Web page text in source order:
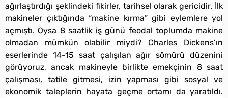
ağırlaştırdığı şeklindeki fikirler, tarihsel olarak gericidir. İlk
makineler çıktığında “makine kırma” gibi eylemlere yol
açmıştı. Oysa 8 saatlik iş günü feodal toplumda makine
olmadan mümkün olabilir miydi? Charles Dickens’ın
eserlerinde 14-15 saat çalışılan ağır sömürü düzenini
görüyoruz, ancak makineyle birlikte emekçinin 8 saat
çalışması, tatile gitmesi, izin yapması gibi sosyal ve
ekonomik taleplerin hayata geçme ortamı da yaratıldı.